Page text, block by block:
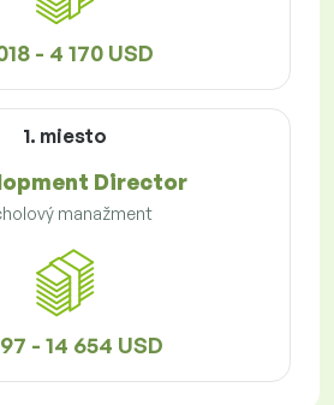
- 4 170 USD
1. miesto
Director
manažment
- 14 654 USD